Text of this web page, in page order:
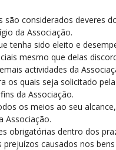
considerados deveres
da Associação.
tenha sido eleito e
mesmo que delas
actividades da
os quais seja solicitado
da Associação.
os meios ao seu
Associação.
obrigatórias dentro dos
causados nos